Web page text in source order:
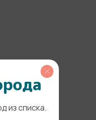
из списка.